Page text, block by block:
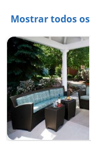
1
eixo
X
exibindo
o
número
de
dias
antes
estadia
O
Mostrar todos